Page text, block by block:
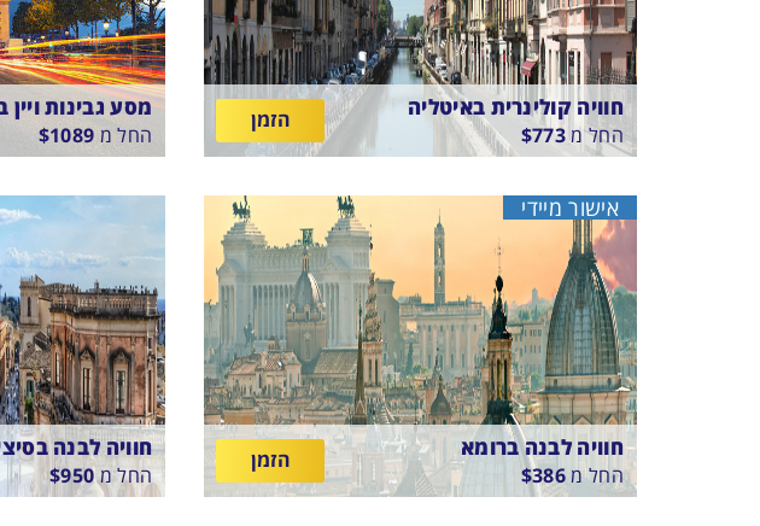
חוויה קולינרית באיטליה
החל מ $773
הזמן
בין
התאריכים,
21/8/26
-
23/8/26 ארוחת בוקר
מסע גבינות ויין
החל מ $1089
בין
התאריכים,
09/8/26
-
12/8/26
חוויה לבנה ברומא
החל מ $386
הזמן
אישור מיידי
חוויה לבנה
החל מ $950